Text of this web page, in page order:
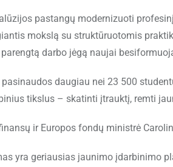
pastangų modernizuoti
mokslą su struktūruotomis
darbo jėgą naujai
daugiau nei 23 500
tikslus – skatinti įtrauktį, remti
ir Europos fondų ministrė
yra geriausias jaunimo įdarbinimo